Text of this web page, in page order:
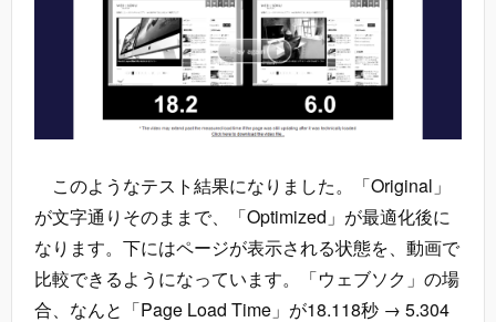
このようなテスト結果になりました。「Original」
が文字通りそのままで、「Optimized」が最適化後に
なります。下にはページが表示される状態を、動画で
比較できるようになっています。「ウェブソク」の場
合、なんと「Page Load Time」が18.118秒 → 5.304